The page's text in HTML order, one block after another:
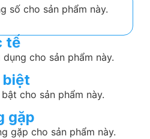
số cho sản phẩm này.
tế
cho sản phẩm này.
biệt
cho sản phẩm này.
gặp
gặp cho sản phẩm này.